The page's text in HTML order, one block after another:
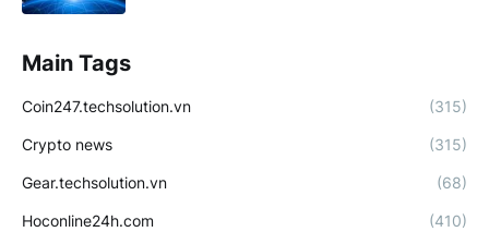
Main Tags
Coin247.techsolution.vn (315)
Crypto news (315)
Gear.techsolution.vn (68)
Hoconline24h.com (410)